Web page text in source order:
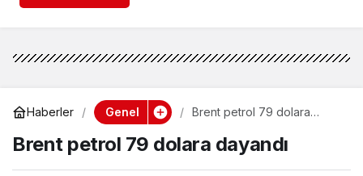
Haberler Genel
Brent petrol 79 dolara
Brent petrol 79 dolara dayandı